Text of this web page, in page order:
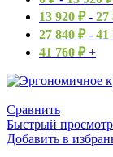
13 920 ₽- 27
27 840 ₽- 41
41 760 ₽+
Сравнить
Быстрый просмотр
Добавить в